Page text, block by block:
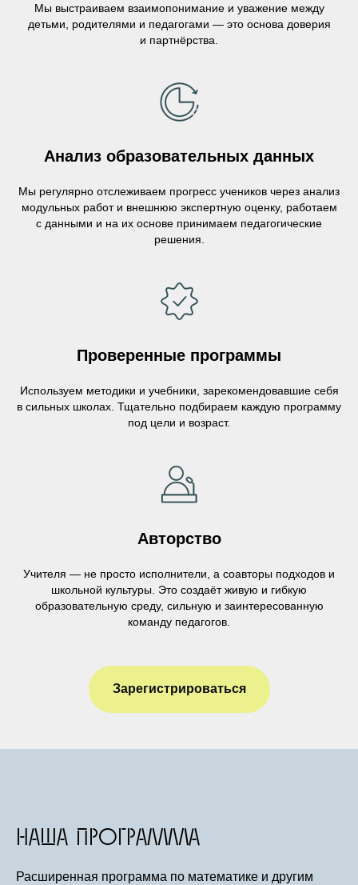
Мы выстраиваем взаимопонимание и уважение между
детьми, родителями и педагогами — это основа доверия
и партнёрства.
Анализ образовательных данных
Мы регулярно отслеживаем прогресс учеников через анализ
модульных работ и внешнюю экспертную оценку, работаем
с данными и на их основе принимаем педагогические
решения.
Проверенные программы
Используем методики и учебники, зарекомендовавшие себя
в сильных школах. Тщательно подбираем каждую программу
под цели и возраст.
Авторство
Учителя — не просто исполнители, а соавторы подходов и
школьной культуры. Это создаёт живую и гибкую
образовательную среду, сильную и заинтересованную
команду педагогов.
Зарегистрироваться
нАшА ПрогрАммА
Расширенная программа по математике и другим
и открываем новые возможности
для наших учеников средней школы.
Это не просто здание — это тщательно